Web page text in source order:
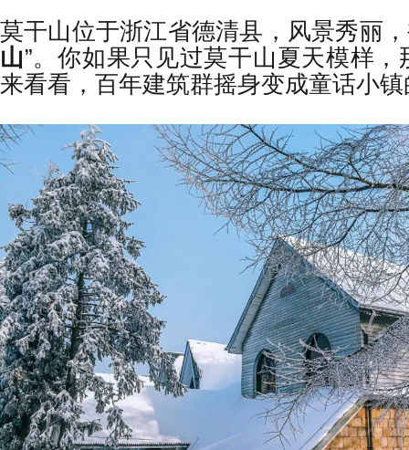
莫干山位于浙江省德清县，风景秀丽
山”。你如果只见过莫干山夏天模样
来看看，百年建筑群摇身变成童话小